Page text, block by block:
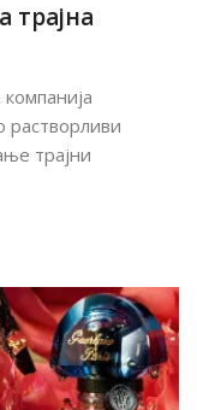
трајна
растворливи
трајни